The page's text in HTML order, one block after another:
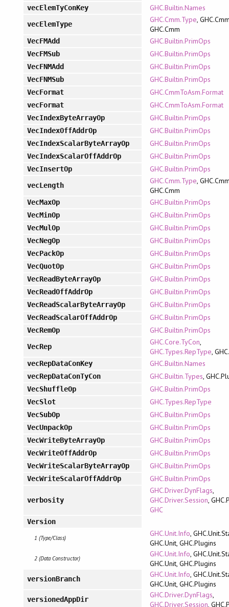
vecElemTyConKey GHC.Builtin.Names
vecElemType GHC.Cmm.Type,
GHC.Cmm
VecFMAdd GHC.Builtin.PrimOps
VecFMSub GHC.Builtin.PrimOps
VecFNMAdd GHC.Builtin.PrimOps
VecFNMSub GHC.Builtin.PrimOps
VecFormat GHC.CmmToAsm.Format
vecFormat GHC.CmmToAsm.Format
VecIndexByteArrayOp GHC.Builtin.PrimOps
VecIndexOffAddrOp GHC.Builtin.PrimOps
VecIndexScalarByteArrayOp GHC.Builtin.PrimOps
VecIndexScalarOffAddrOp GHC.Builtin.PrimOps
VecInsertOp GHC.Builtin.PrimOps
vecLength GHC.Cmm.Type,
GHC.Cmm
VecMaxOp GHC.Builtin.PrimOps
VecMinOp GHC.Builtin.PrimOps
VecMulOp GHC.Builtin.PrimOps
VecNegOp GHC.Builtin.PrimOps
VecPackOp GHC.Builtin.PrimOps
VecQuotOp GHC.Builtin.PrimOps
VecReadByteArrayOp GHC.Builtin.PrimOps
VecReadOffAddrOp GHC.Builtin.PrimOps
VecReadScalarByteArrayOp GHC.Builtin.PrimOps
VecReadScalarOffAddrOp GHC.Builtin.PrimOps
VecRemOp GHC.Builtin.PrimOps
VecRep GHC.Core.TyCon,
GHC.Types.RepType,
vecRepDataConKey GHC.Builtin.Names
vecRepDataConTyCon GHC.Builtin.Types,
VecShuffleOp GHC.Builtin.PrimOps
VecSlot GHC.Types.RepType
VecSubOp GHC.Builtin.PrimOps
VecUnpackOp GHC.Builtin.PrimOps
VecWriteByteArrayOp GHC.Builtin.PrimOps
VecWriteOffAddrOp GHC.Builtin.PrimOps
VecWriteScalarByteArrayOp GHC.Builtin.PrimOps
VecWriteScalarOffAddrOp GHC.Builtin.PrimOps
verbosity
GHC.Driver.DynFlags,
GHC.Driver.Session,
GHC
Version
1 (Type/Class) GHC.Unit.Info,
GHC.Unit, GHC.Plugins
2 (Data Constructor) GHC.Unit.Info,
GHC.Unit, GHC.Plugins
versionBranch GHC.Unit.Info,
GHC.Unit, GHC.Plugins
versionedAppDir GHC.Driver.DynFlags,
GHC.Driver.Session,